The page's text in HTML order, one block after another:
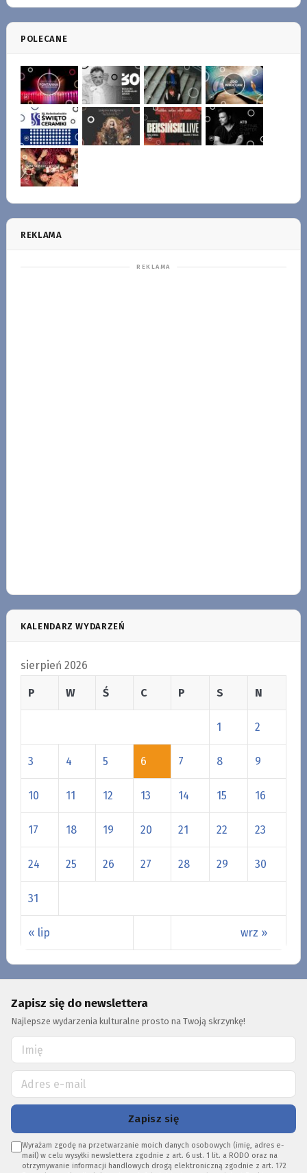
POLECANE
REKLAMA
KALENDARZ WYDARZEŃ
sierpień 2026
P W Ś C P S N
« lip wrz »
1 2
3 4 5 6 7 8 9
10 11 12 13 14 15 16
17 18 19 20 21 22 23
24 25 26 27 28 29 30
31
Zapisz się do newslettera
Najlepsze wydarzenia kulturalne prosto na Twoją skrzynkę!
Zapisz się
Wyrażam zgodę na przetwarzanie moich danych osobowych (imię, adres e-
mail) w celu wysyłki newslettera zgodnie z art. 6 ust. 1 lit. a RODO oraz na
otrzymywanie informacji handlowych drogą elektroniczną zgodnie z art. 172